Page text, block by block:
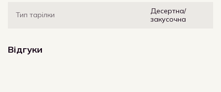
Тип тарілки
Десертна/
закусочна
Відгуки